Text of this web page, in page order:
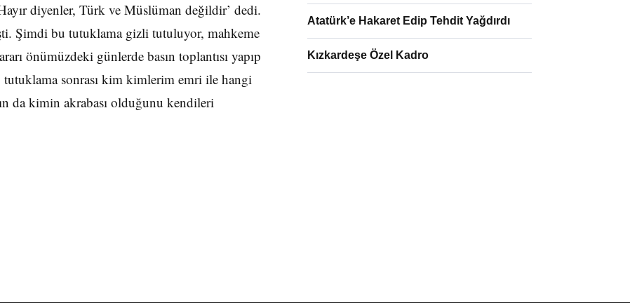
diyenler, Türk ve Müslüman değildir’ dedi.
Şimdi bu tutuklama gizli tutuluyor, mahkeme
önümüzdeki günlerde basın toplantısı yapıp
tutuklama sonrası kim kimlerim emri ile hangi
da kimin akrabası olduğunu kendileri
Atatürk’e Hakaret Edip Tehdit Yağdırdı
Kızkardeşe Özel Kadro